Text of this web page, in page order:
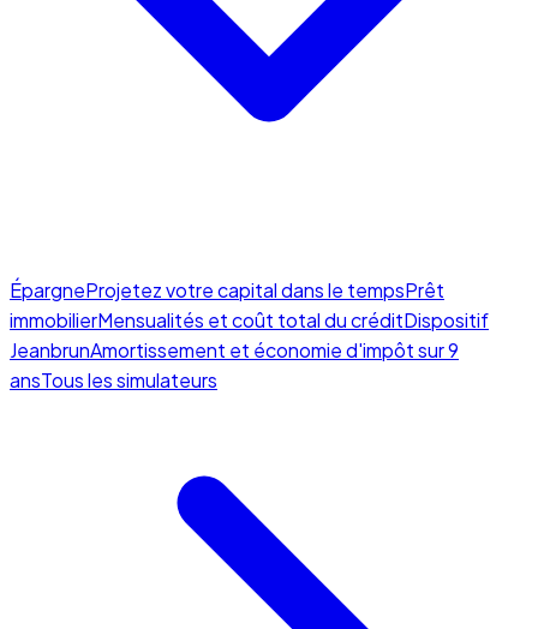
ÉpargneProjetez votre capital dans le tempsPrêt
immobilierMensualités et coût total du créditDispositif
JeanbrunAmortissement et économie d'impôt sur 9
ansTous les simulateurs